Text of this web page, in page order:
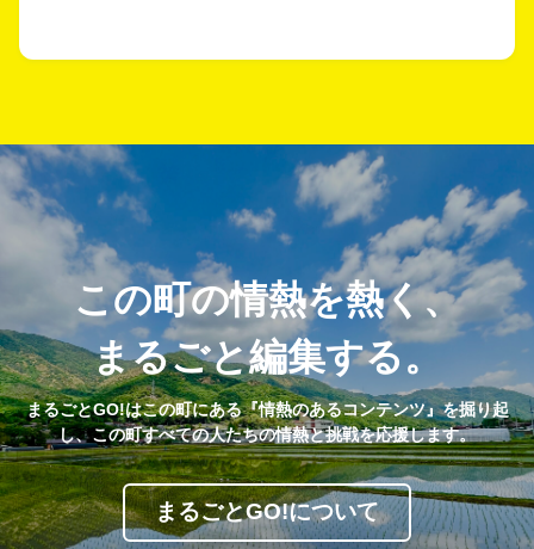
この町の情熱を熱く、
まるごと編集する。
まるごとGO!はこの町にある『情熱のあるコンテンツ』を掘り起
し、この町すべての人たちの情熱と挑戦を応援します。
まるごとGO!について